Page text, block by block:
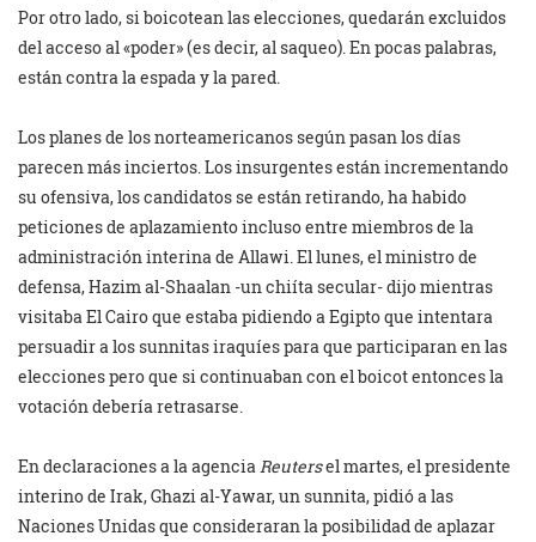
Por otro lado, si boicotean las elecciones, quedarán excluidos
del acceso al «poder» (es decir, al saqueo). En pocas palabras,
están contra la espada y la pared.
Los planes de los norteamericanos según pasan los días
parecen más inciertos. Los insurgentes están incrementando
su ofensiva, los candidatos se están retirando, ha habido
peticiones de aplazamiento incluso entre miembros de la
administración interina de Allawi. El lunes, el ministro de
defensa, Hazim al-Shaalan -un chiíta secular- dijo mientras
visitaba El Cairo que estaba pidiendo a Egipto que intentara
persuadir a los sunnitas iraquíes para que participaran en las
elecciones pero que si continuaban con el boicot entonces la
votación debería retrasarse.
En declaraciones a la agenciaReutersel martes, el presidente
interino de Irak, Ghazi al-Yawar, un sunnita, pidió a las
Naciones Unidas que consideraran la posibilidad de aplazar